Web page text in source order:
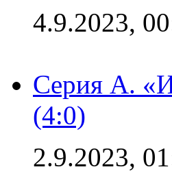
4.9.2023,
Серия А.
(4:0)
2.9.2023,